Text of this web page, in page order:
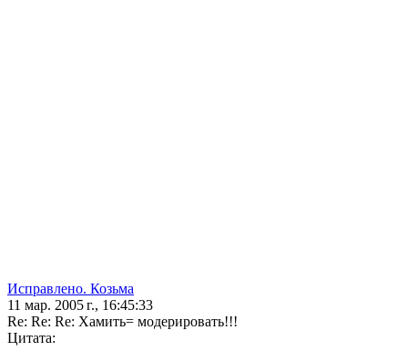
Исправлено. Козьма
11 мар. 2005 г., 16:45:33
Re: Re: Re: Хамить= модерировать!!!
Цитата: